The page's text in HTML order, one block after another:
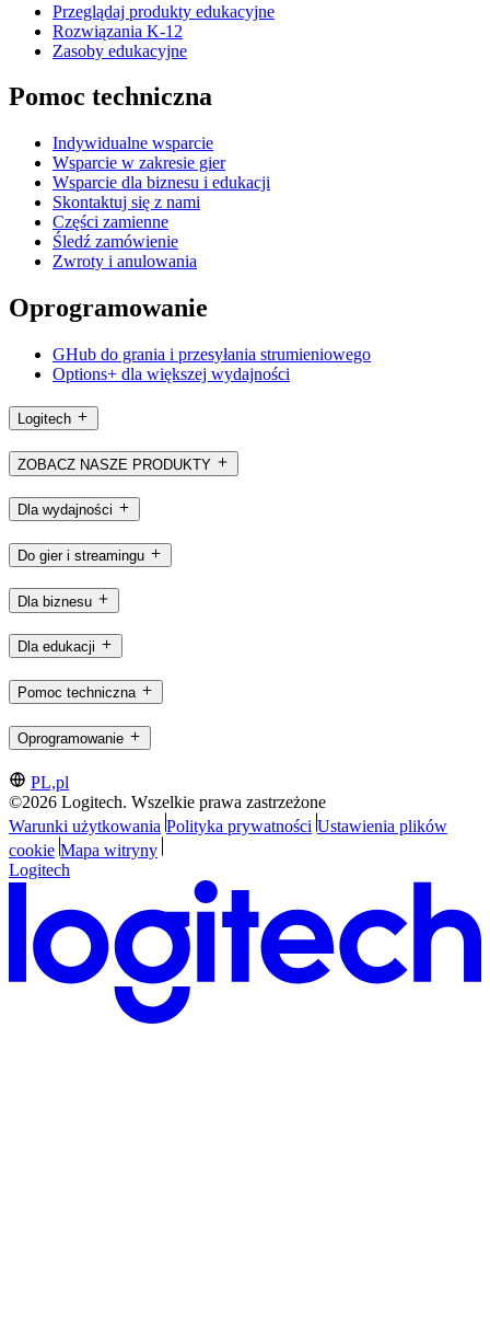
Przeglądaj produkty edukacyjne
Rozwiązania K-12
Zasoby edukacyjne
Pomoc techniczna
Indywidualne wsparcie
Wsparcie w zakresie gier
Wsparcie dla biznesu i edukacji
Skontaktuj się z nami
Części zamienne
Śledź zamówienie
Zwroty i anulowania
Oprogramowanie
GHub do grania i przesyłania strumieniowego
Options+ dla większej wydajności
Logitech
ZOBACZ NASZE PRODUKTY
Dla wydajności
Do gier i streamingu
Dla biznesu
Dla edukacji
Pomoc techniczna
Oprogramowanie
PL,pl
©2026 Logitech. Wszelkie prawa zastrzeżone
Warunki użytkowania Polityka prywatności Ustawienia plików
cookie Mapa witryny
Logitech